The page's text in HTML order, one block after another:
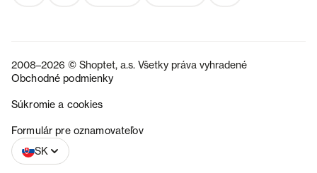
2008–2026 © Shoptet, a.s. Všetky práva vyhradené
Obchodné podmienky
Súkromie a cookies
Formulár pre oznamovateľov
SK